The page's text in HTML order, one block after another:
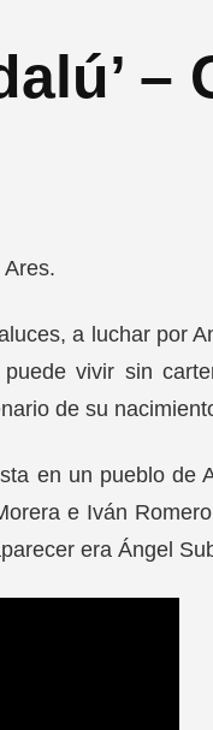
–
a luchar por
vivir sin
de su
en un pueblo de
e Iván
era Ángel